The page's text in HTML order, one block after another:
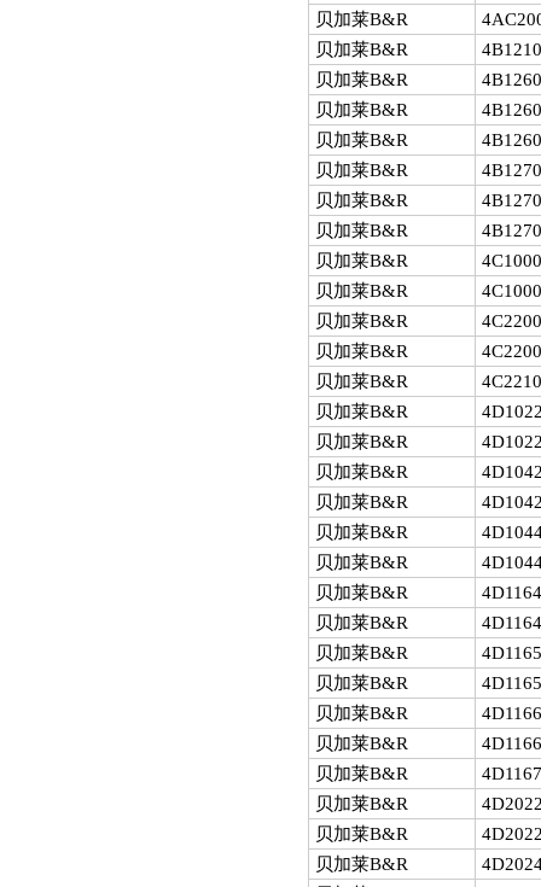
贝加莱B&R
贝加莱B&R
贝加莱B&R
贝加莱B&R
贝加莱B&R
贝加莱B&R
贝加莱B&R
贝加莱B&R
贝加莱B&R
贝加莱B&R
贝加莱B&R
贝加莱B&R
贝加莱B&R
贝加莱B&R
贝加莱B&R
贝加莱B&R
贝加莱B&R
贝加莱B&R
贝加莱B&R
贝加莱B&R
贝加莱B&R
贝加莱B&R
贝加莱B&R
贝加莱B&R
贝加莱B&R
贝加莱B&R
贝加莱B&R
贝加莱B&R
贝加莱B&R